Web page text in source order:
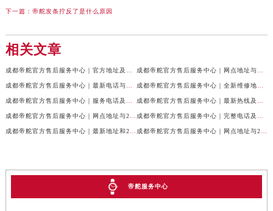
下一篇： 帝舵发条拧反了是什么原因
相关文章
帝舵服务中心